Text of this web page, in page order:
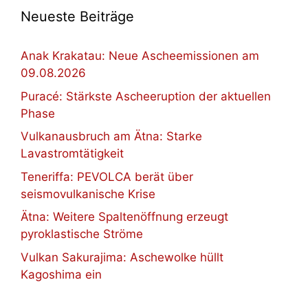
Neueste Beiträge
Anak Krakatau: Neue Ascheemissionen am
09.08.2026
Puracé: Stärkste Ascheeruption der aktuellen
Phase
Vulkanausbruch am Ätna: Starke
Lavastromtätigkeit
Teneriffa: PEVOLCA berät über
seismovulkanische Krise
Ätna: Weitere Spaltenöffnung erzeugt
pyroklastische Ströme
Vulkan Sakurajima: Aschewolke hüllt
Kagoshima ein